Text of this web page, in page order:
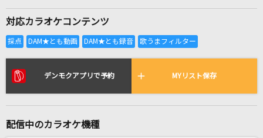
全国りれき
リアルタイムで歌われている曲の一覧
対応カラオケコンテンツ
デンモクアプリで予約 MYリスト保存
配信中のカラオケ機種